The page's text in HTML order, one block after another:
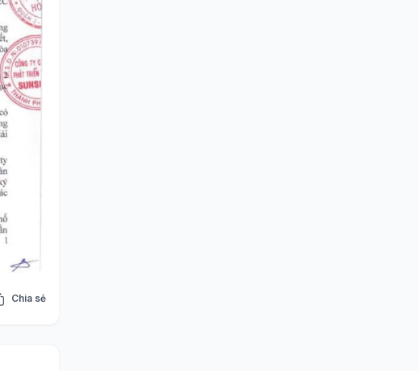
Chia sẻ